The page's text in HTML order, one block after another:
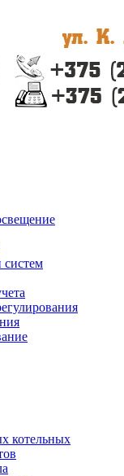
систем
котельных